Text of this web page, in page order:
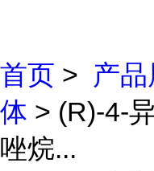
首页 > 产
体 > (R)-4-
唑烷...